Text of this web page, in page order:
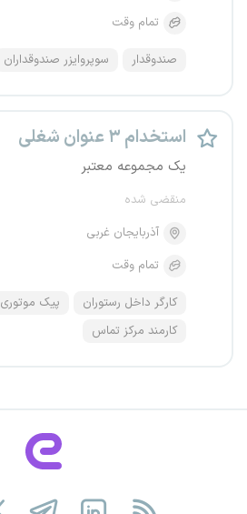
تمام وقت
صندوقدار سوپروایزر صندوقداران
استخدام ۳ عنوان شغلی
یک مجموعه معتبر
منقضی شده
آذربایجان غربی
تمام وقت
کارگر داخل رستوران
پیک موتوری
کارمند مرکز تماس